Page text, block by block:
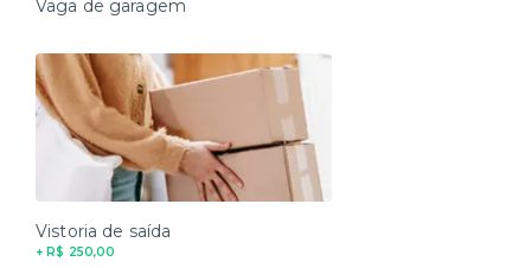
Vaga de garagem
Vistoria de saída
+ R$ 250,00